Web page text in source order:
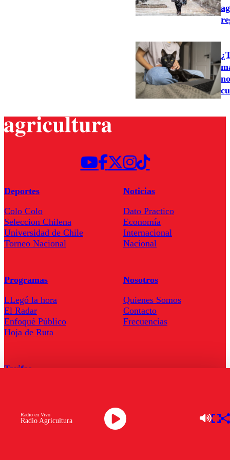
Radio Agricultura
Radio en Vivo
Deportes
Colo Colo
Seleccion Chilena
Universidad de Chile
Torneo Nacional
Noticias
Dato Practico
Economía
Internacional
Nacional
Programas
LLegó la hora
El Radar
Enfoqué Público
Hoja de Ruta
Nosotros
Quienes Somos
Contacto
Frecuencias
Tarifas